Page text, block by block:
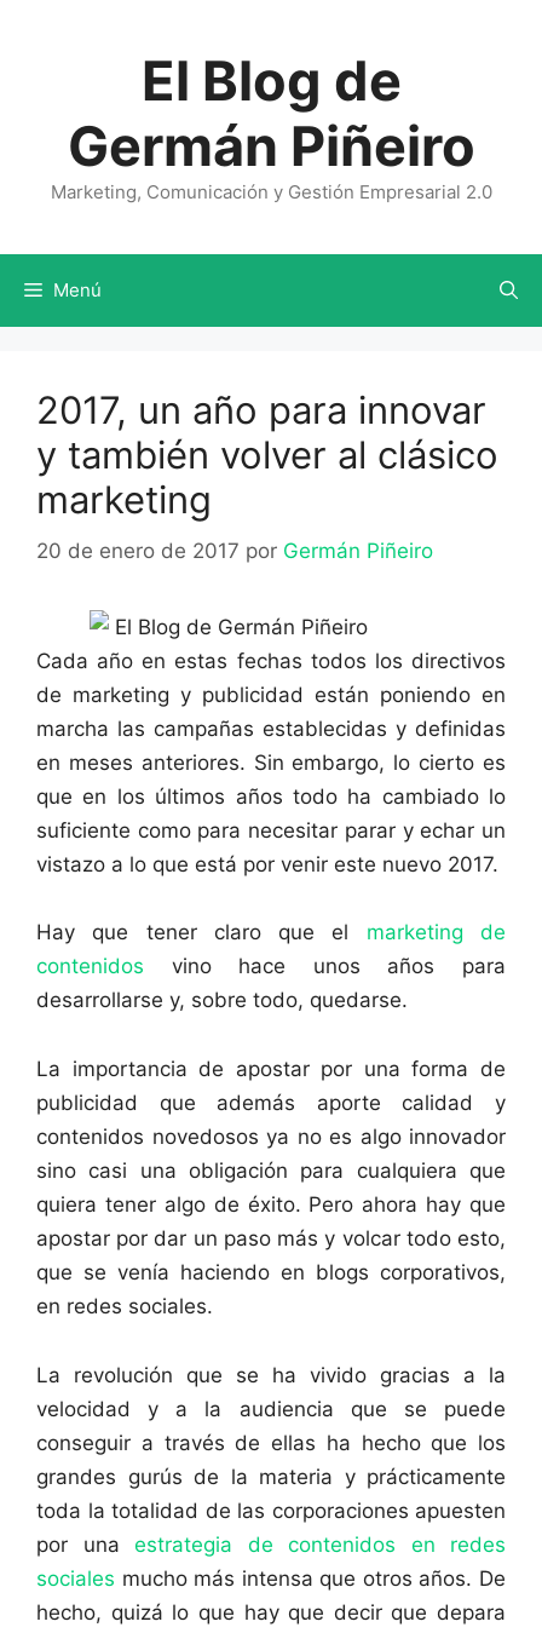
El Blog de
Germán Piñeiro
Marketing, Comunicación y Gestión Empresarial 2.0
Menú
2017, un año para innovar
y también volver al clásico
marketing
20 de enero de 2017 por Germán Piñeiro
Cada año en estas fechas todos los directivos
de marketing y publicidad están poniendo en
marcha las campañas establecidas y definidas
en meses anteriores. Sin embargo, lo cierto es
que en los últimos años todo ha cambiado lo
suficiente como para necesitar parar y echar un
vistazo a lo que está por venir este nuevo 2017.
Hay que tener claro que el marketing de
contenidos vino hace unos años para
desarrollarse y, sobre todo, quedarse.
La importancia de apostar por una forma de
publicidad que además aporte calidad y
contenidos novedosos ya no es algo innovador
sino casi una obligación para cualquiera que
quiera tener algo de éxito. Pero ahora hay que
apostar por dar un paso más y volcar todo esto,
que se venía haciendo en blogs corporativos,
en redes sociales.
La revolución que se ha vivido gracias a la
velocidad y a la audiencia que se puede
conseguir a través de ellas ha hecho que los
grandes gurús de la materia y prácticamente
toda la totalidad de las corporaciones apuesten
por una estrategia de contenidos en redes
sociales mucho más intensa que otros años. De
hecho, quizá lo que hay que decir que depara